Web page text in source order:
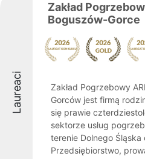
Laureaci
Zakład
Boguszów-Gorce
Zakład Pogrzebowy
Gorców jest firmą
się prawie
sektorze usług
terenie Dolnego Śląska
Przedsiębiorstwo,